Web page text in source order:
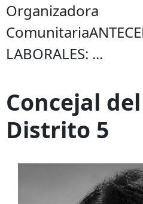
Organizadora
LABORALES: ...
Concejal
Distrito 5